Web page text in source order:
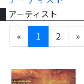
アーティスト
«
1 2 »